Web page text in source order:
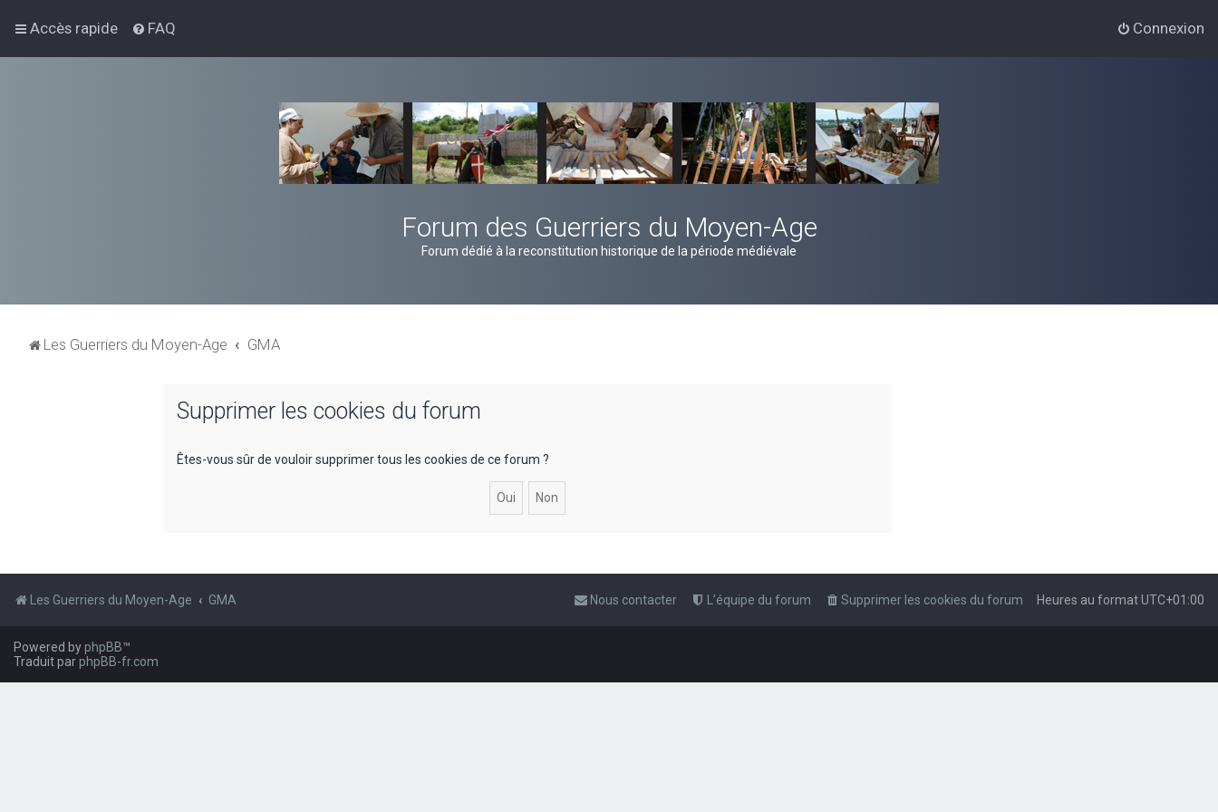
Accès rapide FAQ Connexion
Forum des Guerriers du Moyen-Age
Forum dédié à la reconstitution historique de la période médiévale
Les Guerriers du Moyen-Age GMA
Supprimer les cookies du forum
Êtes-vous sûr de vouloir supprimer tous les cookies de ce forum ?
Les Guerriers du Moyen-Age GMA Heures au formatUTC+01:00
Supprimer les cookies du forum
L’équipe du forum
Nous contacter
Powered byphpBB™
Traduit parphpBB-fr.com